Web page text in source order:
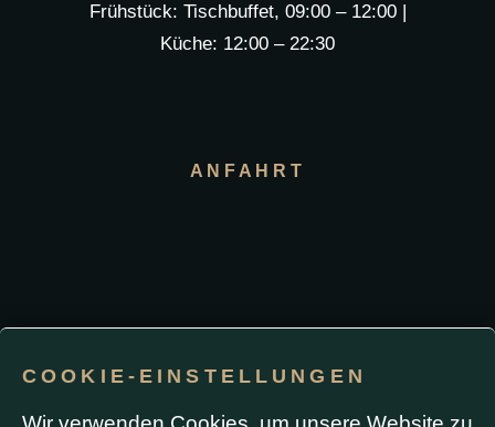
Frühstück: Tischbuffet, 09:00 – 12:00 |
Küche: 12:00 – 22:30
ANFAHRT
Impressum / Datenschutz
COOKIE-EINSTELLUNGEN